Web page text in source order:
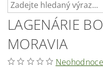
LAGENÁRIE
MORAVIA